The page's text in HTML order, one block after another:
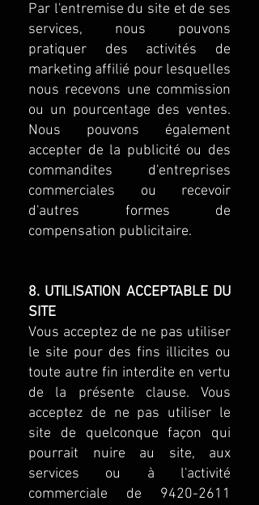
Par l'entremise du site et de ses
services, nous pouvons
pratiquer des activités de
marketing affilié pour lesquelles
nous recevons une commission
ou un pourcentage des ventes.
Nous pouvons également
accepter de la publicité ou des
commandites d'entreprises
commerciales ou recevoir
d'autres formes de
compensation publicitaire.
8. UTILISATION ACCEPTABLE DU
SITE
Vous acceptez de ne pas utiliser
le site pour des fins illicites ou
toute autre fin interdite en vertu
de la présente clause. Vous
acceptez de ne pas utiliser le
site de quelconque façon qui
pourrait nuire au site, aux
services ou à l'activité
commerciale de 9420-2611